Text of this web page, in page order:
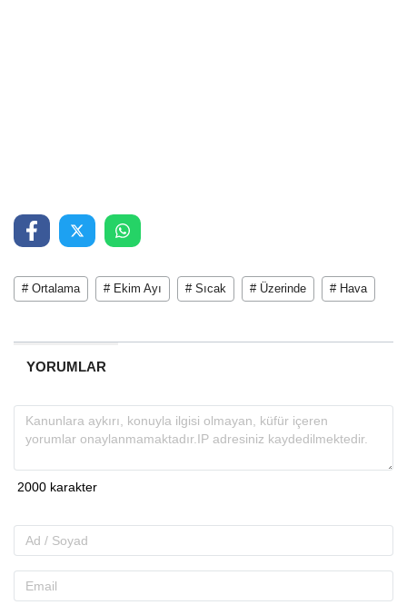
# Ortalama # Ekim Ayı # Sıcak # Üzerinde # Hava
YORUMLAR